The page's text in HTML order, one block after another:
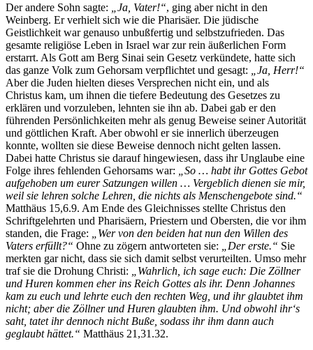
Der andere Sohn sagte:
„Ja, Vater!“, ging aber nicht in den
Weinberg. Er verhielt sich wie die Pharisäer. Die jüdische
Geistlichkeit war genauso unbußfertig und selbstzufrieden. Das
gesamte religiöse Leben in Israel war zur rein äußerlichen Form
erstarrt. Als Gott am Berg Sinai sein Gesetz verkündete, hatte sich
das ganze Volk zum Gehorsam verpflichtet und gesagt:
„Ja, Herr!“
Aber die Juden hielten dieses Versprechen nicht ein, und als
Christus kam, um ihnen die tiefere Bedeutung des Gesetzes zu
erklären und vorzuleben, lehnten sie ihn ab. Dabei gab er den
führenden Persönlichkeiten mehr als genug Beweise seiner Autorität
und göttlichen Kraft. Aber obwohl er sie innerlich überzeugen
konnte, wollten sie diese Beweise dennoch nicht gelten lassen.
Dabei hatte Christus sie darauf hingewiesen, dass ihr Unglaube eine
Folge ihres fehlenden Gehorsams war:
„So … habt ihr Gottes Gebot
aufgehoben um eurer Satzungen willen … Vergeblich dienen sie mir,
weil sie lehren solche Lehren, die nichts als Menschengebote sind.“
Matthäus 15,6.9. Am Ende des Gleichnisses stellte Christus den
Schriftgelehrten und Pharisäern, Priestern und Obersten, die vor ihm
standen, die Frage:
„Wer von den beiden hat nun den Willen des
Vaters erfüllt?“ Ohne zu zögern antworteten sie: „Der erste.“ Sie
merkten gar nicht, dass sie sich damit selbst verurteilten. Umso mehr
traf sie die Drohung Christi:
„Wahrlich, ich sage euch: Die Zöllner
und Huren kommen eher ins Reich Gottes als ihr. Denn Johannes
kam zu euch und lehrte euch den rechten Weg, und ihr glaubtet ihm
nicht; aber die Zöllner und Huren glaubten ihm. Und obwohl ihr‘s
saht, tatet ihr dennoch nicht Buße, sodass ihr ihm dann auch
geglaubt hättet.“ Matthäus 21,31.32.